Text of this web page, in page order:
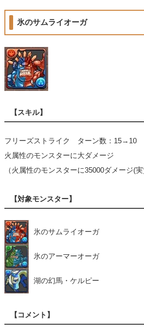
氷のサムライオーガ
【スキル】
フリーズストライク ターン数：15→10
火属性のモンスターに大ダメージ
（火属性のモンスターに35000ダメージ(
【対象モンスター】
氷のサムライオーガ
氷のアーマーオーガ
湖の幻馬・ケルピー
【コメント】